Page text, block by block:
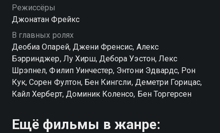
Режиссёры
Джонатан Фрейкс
В главных ролях
Деобиа Опарей, Джени Френсис, Алекс
Бэрринджер, Лу Хирш, Дебора Уэстон, Лекс
Шрэпнел, Филип Уинчестер, Энтони Эдвардс, Рон
Кук, Сорен Фултон, Бен Кингсли, Деметри Горицас,
Кайл Херберт, Доминик Коленсо, Бен Торгерсен
Ещё фильмы в жанре: